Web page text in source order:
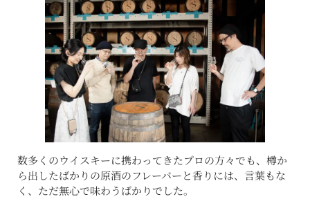
数多くのウイスキーに携わってきたプロの方々でも、樽か
ら出したばかりの原酒のフレーバーと香りには、言葉もな
く、ただ無心で味わうばかりでした。